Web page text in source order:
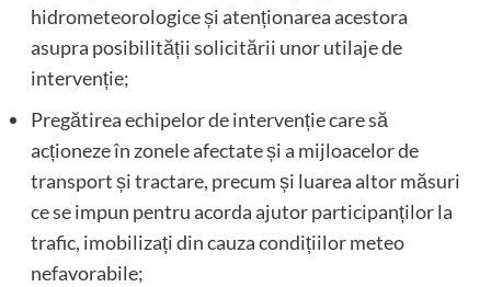
hidrometeorologice și atenționarea acestora
asupra posibilității solicitării unor utilaje de
intervenție;
Pregătirea echipelor de intervenție care să
acționeze în zonele afectate și a mijloacelor de
transport și tractare, precum și luarea altor măsuri
ce se impun pentru acorda ajutor participanților la
trafic, imobilizați din cauza condițiilor meteo
nefavorabile;